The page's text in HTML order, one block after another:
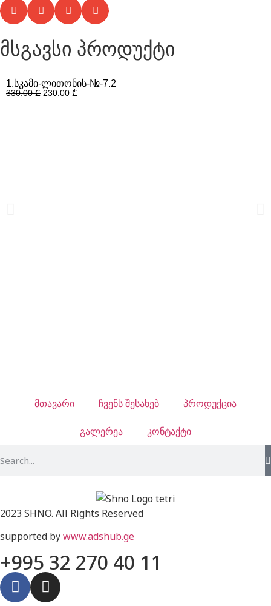
მსგავსი პროდუქტი
1.სკამი-ლითონის-№-7.2
330.00₾ 230.00 ₾
მთავარი ჩვენს შესახებ პროდუქცია
გალერეა კონტაქტი
2023 SHNO. All Rights Reserved
supported bywww.adshub.ge
+995 32 270 40 11